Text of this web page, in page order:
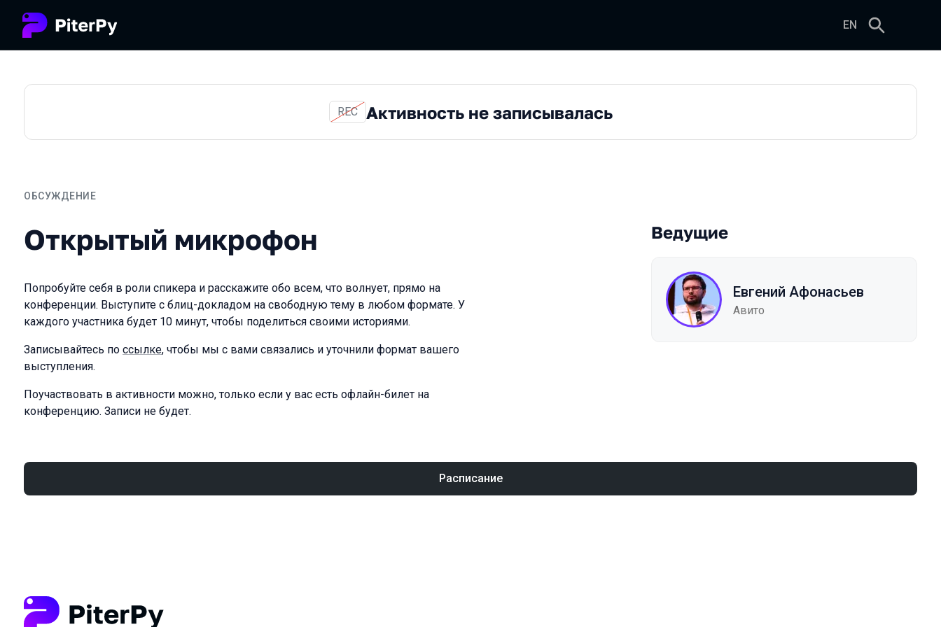
EN
REC Активность не записывалась
ОБСУЖДЕНИЕ
Открытый микрофон
Открытый микрофон
Попробуйте себя в роли спикера и расскажите обо всем, что волнует, прямо на
конференции. Выступите с блиц-докладом на свободную тему в любом формате. У
каждого участника будет 10 минут, чтобы поделиться своими историями.
Записывайтесь по ссылке, чтобы мы с вами связались и уточнили формат вашего
выступления.
Поучаствовать в активности можно, только если у вас есть офлайн-билет на
конференцию. Записи не будет.
Ведущие
Евгений Афонасьев
Авито
Расписание